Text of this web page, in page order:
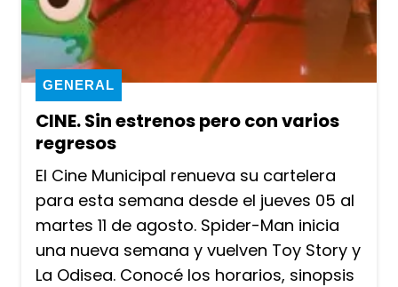
CINE. Sin estrenos pero con varios
regresos
GENERAL
El Cine Municipal renueva su cartelera
para esta semana desde el jueves 05 al
martes 11 de agosto. Spider-Man inicia
una nueva semana y vuelven Toy Story y
La Odisea. Conocé los horarios, sinopsis